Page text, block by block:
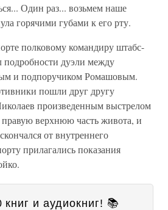
Один раз... возьмем наше
горячими губами к его рту.
полковому командиру штабс-
дуэли между
и подпоручиком Ромашовым.
пошли друг другу
произведенным выстрелом
верхнюю часть живота, и
от внутреннего
прилага­лись показания
и аудиокниг! 📚